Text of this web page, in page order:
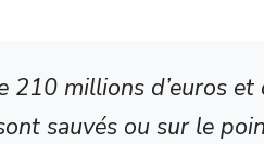
millions d’euros
sauvés ou sur le